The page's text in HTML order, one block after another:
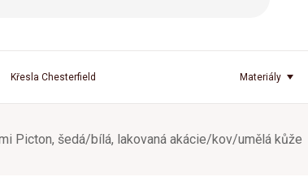
Křesla Chesterfield Materiály
Picton, šedá/bílá, lakovaná akácie/kov/umělá kůže